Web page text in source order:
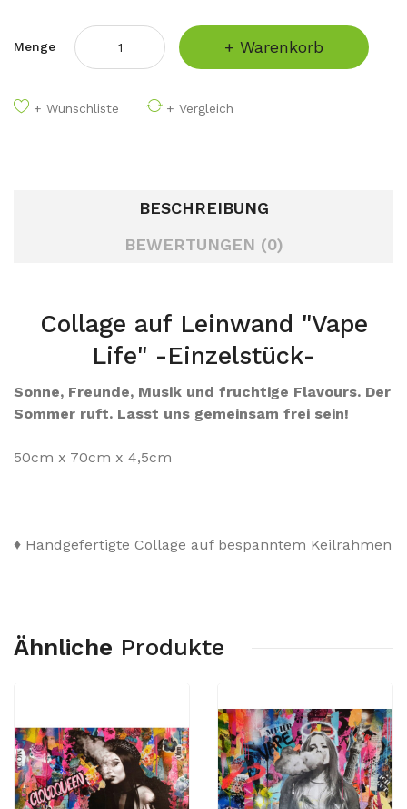
Menge + Warenkorb
+ Wunschliste + Vergleich
BESCHREIBUNG
BEWERTUNGEN (0)
Collage auf Leinwand "Vape
Life" -Einzelstück-
Sonne, Freunde, Musik und fruchtige Flavours. Der
Sommer ruft. Lasst uns gemeinsam frei sein!
50cm x 70cm x 4,5cm
♦ Handgefertigte Collage auf bespanntem Keilrahmen
Ähnliche Produkte